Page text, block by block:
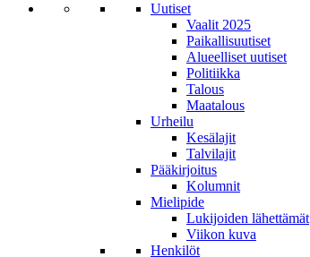
Uutiset
Vaalit 2025
Paikallisuutiset
Alueelliset uutiset
Politiikka
Talous
Maatalous
Urheilu
Kesälajit
Talvilajit
Pääkirjoitus
Kolumnit
Mielipide
Lukijoiden lähettämät
Viikon kuva
Henkilöt